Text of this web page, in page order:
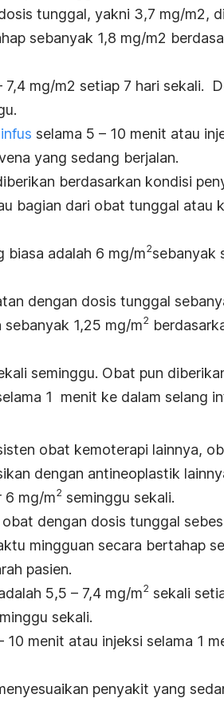
tunggal, yakni 3,7 mg/m2,
sebanyak 1,8 mg/m2
mg/m2 setiap 7 hari sekali.
infus selama 5 – 10 menit atau
yang sedang berjalan.
berdasarkan kondisi
bagian dari obat tunggal atau
biasa adalah 6 mg/m2sebanyak
dengan dosis tunggal
1,25 mg/m2
seminggu. Obat pun
1 menit ke dalam selang
obat kemoterapi lainnya,
dengan antineoplastik
6 mg/m2 seminggu sekali.
dengan dosis tunggal
mingguan secara bertahap
pasien.
5,5 – 7,4 mg/m2 sekali
sekali.
menit atau injeksi selama 1
penyakit yang